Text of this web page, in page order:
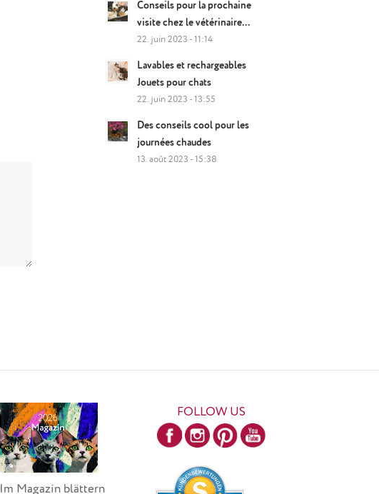
Conseils pour la prochaine
visite chez le vétérinaire...
22. juin 2023 - 11:14
Lavables et rechargeables
Jouets pour chats
22. juin 2023 - 13:55
Des conseils cool pour les
journées chaudes
13. août 2023 - 15:38
Im Magazin blättern
FOLLOW US